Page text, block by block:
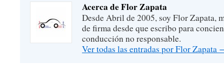
Acerca de Flor Zapata
Desde Abril de 2005, soy Flor Zapata,
de firma desde que escribo para
conducción no responsable.
Ver todas las entradas por Flor Zapata